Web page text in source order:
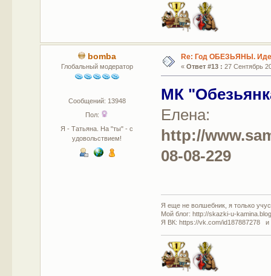
bomba
Глобальный модератор
Сообщений: 13948
Пол:
Я - Татьяна. На "ты" - с
удовольствием!
Re: Год ОБЕЗЬЯНЫ.
« Ответ #13 : 27 Сентябрь
МК
Елена:
http://
08-08-229
Я еще не волшебник, я только
Мой блог: http://skazki-u-
Я ВК: https://vk.com/id187887278 и